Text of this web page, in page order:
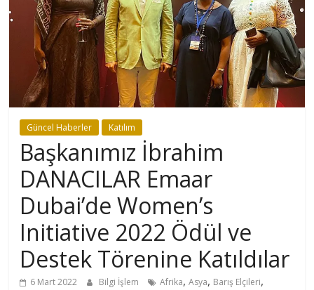
Güncel Haberler Katılım
Başkanımız İbrahim
DANACILAR Emaar
Dubai’de Women’s
Initiative 2022 Ödül ve
Destek Törenine Katıldılar
6 Mart 2022 Bilgi İşlem Afrika,Asya, Barış Elçileri,